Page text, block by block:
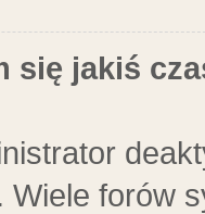
się jakiś
Wiele forów